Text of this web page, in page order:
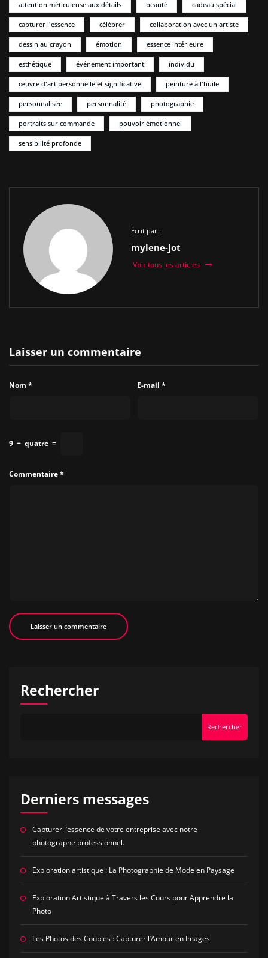
attention méticuleuse aux détails beauté cadeau spécial
capturer l'essence célébrer collaboration avec un artiste
dessin au crayon émotion essence intérieure
esthétique événement important individu
œuvre d'art personnelle et significative peinture à l'huile
personnalisée personnalité photographie
portraits sur commande pouvoir émotionnel
sensibilité profonde
Écrit par :
mylene-jot
Voir tous les articles
Laisser un commentaire
Nom * E-mail *
9 − quatre =
Commentaire*
Rechercher
Rechercher
Derniers messages
Capturer l’essence de votre entreprise avec notre
photographe professionnel.
Exploration artistique : La Photographie de Mode en Paysage
Exploration Artistique à Travers les Cours pour Apprendre la
Photo
Les Photos des Couples : Capturer l’Amour en Images